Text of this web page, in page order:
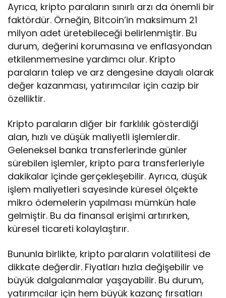
Ayrıca, kripto paraların sınırlı arzı da önemli bir
faktördür. Örneğin, Bitcoin’in maksimum 21
milyon adet üretebileceği belirlenmiştir. Bu
durum, değerini korumasına ve enflasyondan
etkilenmemesine yardımcı olur. Kripto
paraların talep ve arz dengesine dayalı olarak
değer kazanması, yatırımcılar için cazip bir
özelliktir.
Kripto paraların diğer bir farklılık gösterdiği
alan, hızlı ve düşük maliyetli işlemlerdir.
Geleneksel banka transferlerinde günler
sürebilen işlemler, kripto para transferleriyle
dakikalar içinde gerçekleşebilir. Ayrıca, düşük
işlem maliyetleri sayesinde küresel ölçekte
mikro ödemelerin yapılması mümkün hale
gelmiştir. Bu da finansal erişimi artırırken,
küresel ticareti kolaylaştırır.
Bununla birlikte, kripto paraların volatilitesi de
dikkate değerdir. Fiyatları hızla değişebilir ve
büyük dalgalanmalar yaşayabilir. Bu durum,
yatırımcılar için hem büyük kazanç fırsatları